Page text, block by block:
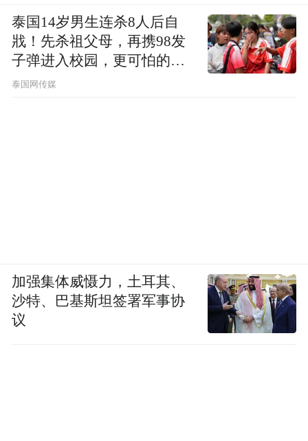
泰国14岁男生连杀8人后自
戕！先杀祖父母，再携98发
子弹进入校园，更可怕的细
节公布了
泰国网传媒
加强集体威慑力，土耳其、
沙特、巴基斯坦签署军事协
议